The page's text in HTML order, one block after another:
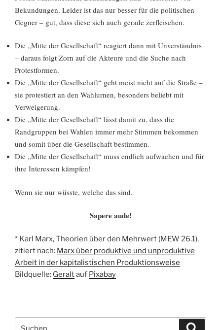
Bekundungen. Leider ist das nur besser für die politischen
Gegner – gut, dass diese sich auch gerade zerfleischen.
Die „Mitte der Gesellschaft“ reagiert dann mit Unverständnis
– daraus folgt Zorn auf die Akteure und die Suche nach
Protestformen.
Die „Mitte der Gesellschaft“ geht meist nicht auf die Straße –
sie protestiert an den Wahlurnen, besonders beliebt mit
Verweigerung.
Die „Mitte der Gesellschaft“ lässt damit zu, dass die
Randgruppen bei Wahlen immer mehr Stimmen bekommen
und somit über die Gesellschaft bestimmen.
Die „Mitte der Gesellschaft“ muss endlich aufwachen und für
ihre Interessen kämpfen!
Wenn sie nur wüsste, welche das sind.
Sapere aude!
* Karl Marx, Theorien über den Mehrwert (MEW 26.1),
zitiert nach: Marx über produktive und unproduktive
Arbeit in der kapitalistischen Produktionsweise
Bildquelle: Geraltauf Pixabay